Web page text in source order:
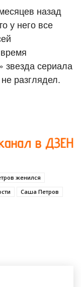
назад
у него все
звезда сериала
разглядел.
женился
Саша Петров